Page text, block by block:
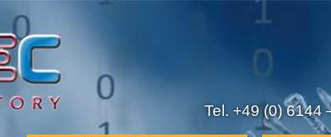
Tel. +49 (0) 6144